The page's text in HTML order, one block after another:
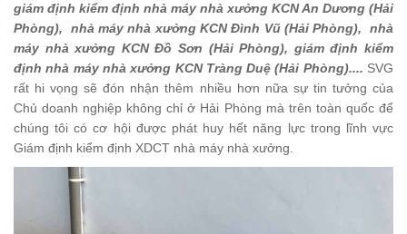
giám định kiểm định nhà máy nhà xưởng KCN An Dương (Hải
Phòng), nhà máy nhà xưởng KCN Đình Vũ (Hải Phòng), nhà
máy nhà xưởng KCN Đồ Sơn (Hải Phòng), giám định kiểm
định nhà máy nhà xưởng KCN Tràng Duệ (Hải Phòng).... SVG
rất hi vọng sẽ đón nhận thêm nhiều hơn nữa sự tin tưởng của
Chủ doanh nghiệp không chỉ ở Hải Phòng mà trên toàn quốc để
chúng tôi có cơ hội được phát huy hết năng lực trong lĩnh vực
Giám định kiểm định XDCT nhà máy nhà xưởng.